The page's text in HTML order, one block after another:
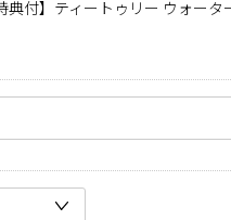
典付】ティートゥリー ウォータ